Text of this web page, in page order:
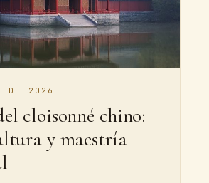
DE 2026
cloisonné chino:
y maestría